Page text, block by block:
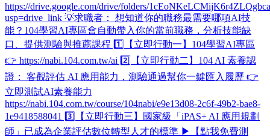
https://drive.google.com/drive/folders/
usp=drive_link 💡求職者： 想知道你的職務最需要哪項AI技
能？104學習AI專區會自動帶入你的當前職務，分析技能缺
口、提供測驗與推薦課程 1️⃣【立即行動一】104學習AI專區
👉 https://nabi.104.com.tw/ai 2️⃣【立即行動二】104 AI 素養認
證​： 客觀評估 AI 應用能力，測驗通過幫你一鍵匯入履歷 👉
立即測試AI素養能力
https://nabi.104.com.tw/course/104nabi/e9e13d08-2c6f-49b2-bae8-
1e9418588041 3️⃣【立即行動三】國家級「iPAS+ AI 應用規劃
師」已成為企業評估數位轉型人才的標準 ▶【點我免費測